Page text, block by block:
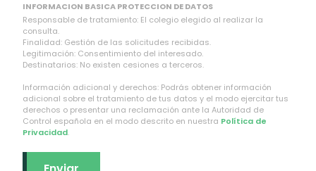
INFORMACION BASICA PROTECCION DE DATOS
Responsable de tratamiento: El colegio elegido al realizar la
consulta.
Finalidad: Gestión de las solicitudes recibidas.
Legitimación: Consentimiento del interesado.
Destinatarios: No existen cesiones a terceros.
Información adicional y derechos: Podrás obtener información
adicional sobre el tratamiento de tus datos y el modo ejercitar tus
derechos o presentar una reclamación ante la Autoridad de
Control española en el modo descrito en nuestra Política de
Privacidad.